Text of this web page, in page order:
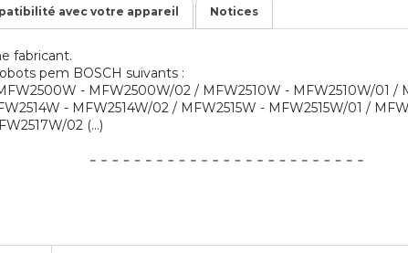
avec votre appareil Notices
fabricant.
pem BOSCH suivants :
- MFW2500W/02 / MFW2510W - MFW2510W/01 /
- MFW2514W/02 / MFW2515W - MFW2515W/01 /
02 (...)